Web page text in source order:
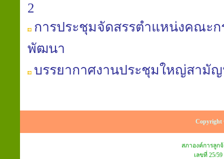
2
การประชุมจัดสรรตำแหน่งคณะก
พัฒนา
บรรยากาศงานประชุมใหญ่สามัญ
Copyright
สภาองค์การลูก
เลขที่ 25/